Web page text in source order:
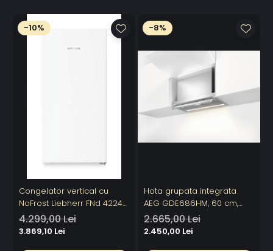
-10%
Congelator vertical cu
NoFrost Liebherr FNd 4224
Plus, NoFrost
4.299,00 Lei
3.869,10 Lei
-8%
Hota grupata integrata
AEG GDE686HM, 60 cm,
Conectivitate plita, 1 motor,
3 viteze + intensiv, 1 filtru de
2.665,00 Lei
2.450,00 Lei